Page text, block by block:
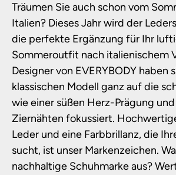
Träumen Sie auch schon vom
Italien? Dieses Jahr wird der
die perfekte Ergänzung für Ihr
Sommeroutfit nach italienischem
Designer von EVERYBODY haben
klassischen Modell ganz auf die
wie einer süßen Herz-Prägung
Ziernähten fokussiert.
Leder und eine Farbbrillanz, die
sucht, ist unser Markenzeichen.
nachhaltige Schuhmarke aus?